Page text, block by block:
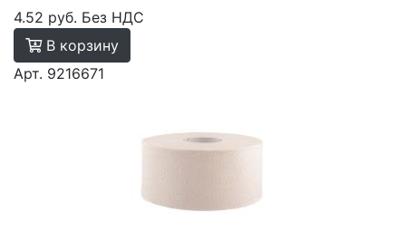
4.52 руб. Без НДС
В корзину
Арт. 9216671